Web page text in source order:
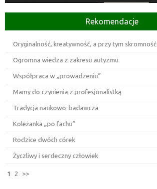
Rekomendacje
Oryginalność, kreatywność, a przy tym skromność
Ogromna wiedza z zakresu autyzmu
Współpraca w „prowadzeniu”
Mamy do czynienia z profesjonalistką
Tradycja naukowo-badawcza
Koleżanka „po fachu”
Rodzice dwóch córek
Życzliwy i serdeczny człowiek
1 2 >>